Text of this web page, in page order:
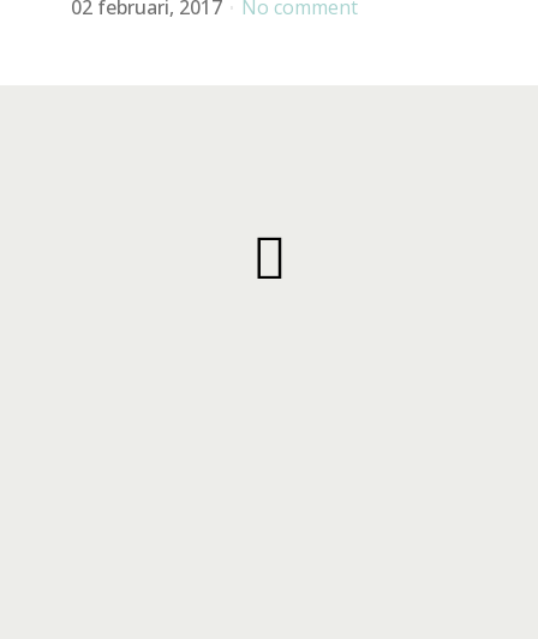
02 februari, 2017 No comment